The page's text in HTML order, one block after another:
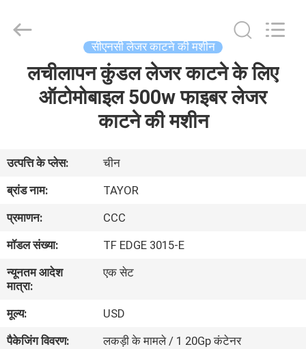
वीडियो
बारे
में
कारखाना
भ्रमण
Technologies
Co.,Ltd..
सीएनसी लेजर काटने की मशीन
लचीलापन कुंडल लेजर काटने के लिए
ऑटोमोबाइल 500w फाइबर लेजर
काटने की मशीन
उत्पत्ति के प्लेस:
चीन
ब्रांड नाम:
TAYOR
प्रमाणन:
CCC
मॉडल संख्या:
TF EDGE 3015-E
न्यूनतम आदेश
मात्रा:
एक सेट
मूल्य:
USD
पैकेजिंग विवरण:
लकड़ी के मामले / 1 20Gp कंटेनर